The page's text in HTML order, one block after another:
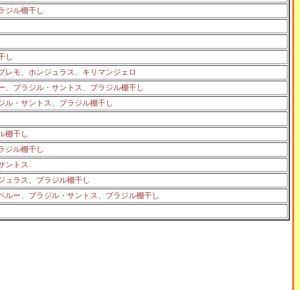
ジル棚干し
し
レモ、ホンジュラス、キリマンジェロ
ブラジル・サントス、ブラジル棚干し
ル・サントス、ブラジル棚干し
棚干し
ジル棚干し
ントス
ュラス、ブラジル棚干し
ー、ブラジル・サントス、ブラジル棚干し